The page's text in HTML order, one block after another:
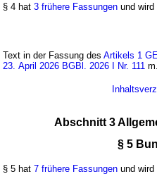
§ 4 hat3 frühere Fassungen und wird
Text in der Fassung desArtikels 1
23. April 2026 BGBl. 2026 I Nr. 111
Abschnitt 3
§ 5
§ 5 hat7 frühere Fassungen und wird